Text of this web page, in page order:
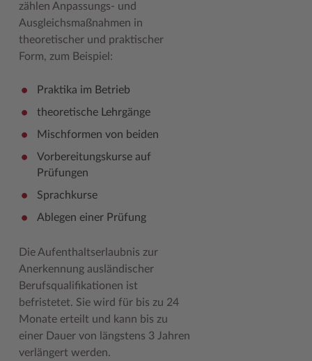
zählen Anpassungs- und
Ausgleichsmaßnahmen in
theoretischer und praktischer
Form, zum Beispiel:
Praktika im Betrieb
theoretische Lehrgänge
Mischformen von beiden
Vorbereitungskurse auf
Prüfungen
Sprachkurse
Ablegen einer Prüfung
Die Aufenthaltserlaubnis zur
Anerkennung ausländischer
Berufsqualifikationen ist
befristetet. Sie wird für bis zu 24
Monate erteilt und kann bis zu
einer Dauer von längstens 3 Jahren
verlängert werden.